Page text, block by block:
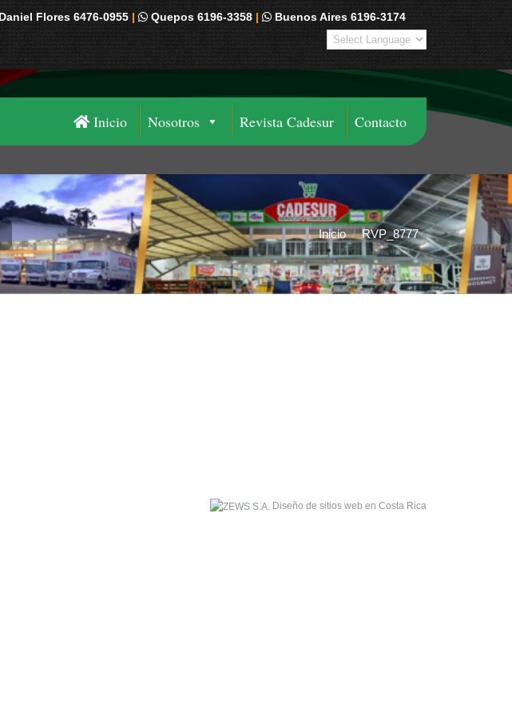
Flores 6476-0955 | Quepos 6196-3358 | Buenos Aires 6196-3174
Inicio Nosotros Revista Cadesur Contacto
Estás aquí: Inicio RVP_8777
Diseño de sitios web en Costa Rica